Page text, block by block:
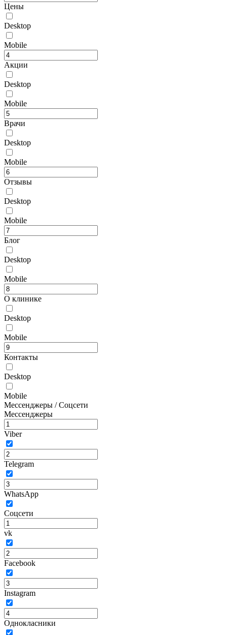
Цены
Desktop
Mobile
Акции
Desktop
Mobile
Врачи
Desktop
Mobile
Отзывы
Desktop
Mobile
Блог
Desktop
Mobile
О клинике
Desktop
Mobile
Контакты
Desktop
Mobile
Мессенджеры / Соцсети
Мессенджеры
Viber
Telegram
WhatsApp
Соцсети
vk
Facebook
Instagram
Однокласники